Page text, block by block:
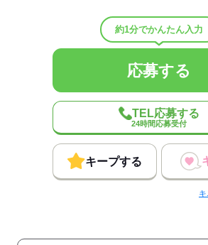
男女比（男5：女5）
■賞与年2回
■インセンティブあり
■昇給年4回（四半期ごと）
■交通費支給（上限月1万5000円）
■時間外手当（固定残業時間の超過分を支給）
■リモートワークの導入も検討中
約1分でかんたん入力
応募する
TEL応募する
24時間応募受付
キープする